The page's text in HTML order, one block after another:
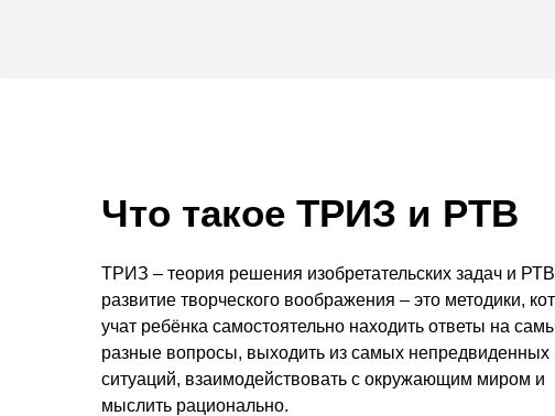
ТРИЗ – теория решения изобретательских задач и
развитие творческого воображения – это методики,
учат ребёнка самостоятельно находить ответы на
разные вопросы, выходить из самых непредвиденных
ситуаций, взаимодействовать с окружающим миром и
мыслить рационально.
Что такое ТРИЗ и РТВ